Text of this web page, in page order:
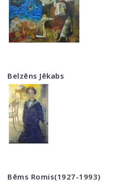
Belzēns Jēkabs
Bēms Romis(1927-1993)